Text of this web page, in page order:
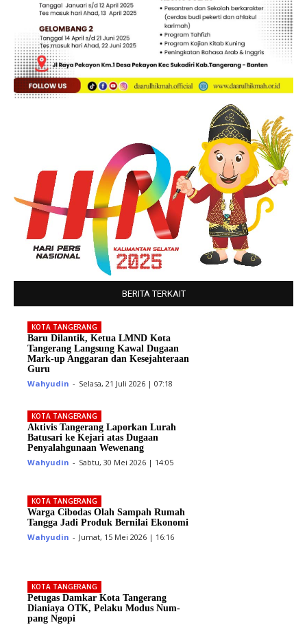
BERITA TERKAIT
KOTA TANGERANG
Baru Dilantik, Ketua LMND Kota
Tangerang Langsung Kawal Dugaan
Mark-up Anggaran dan Kesejahteraan
Guru
Wahyudin - Selasa, 21 Juli 2026 | 07:18
KOTA TANGERANG
Aktivis Tangerang Laporkan Lurah
Batusari ke Kejari atas Dugaan
Penyalahgunaan Wewenang
Wahyudin - Sabtu, 30 Mei 2026 | 14:05
KOTA TANGERANG
Warga Cibodas Olah Sampah Rumah
Tangga Jadi Produk Bernilai Ekonomi
Wahyudin - Jumat, 15 Mei 2026 | 16:16
KOTA TANGERANG
Petugas Damkar Kota Tangerang
Dianiaya OTK, Pelaku Modus Num­
pang Ngopi